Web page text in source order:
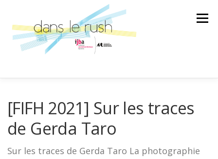
contenu
Menu
SCIENCE ET TECHNOLOGIE
[FIFH 2021] Sur les traces
de Gerda Taro
Sur les traces de Gerda Taro La photographie